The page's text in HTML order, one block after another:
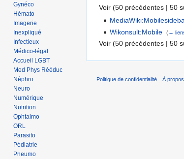
Voir (50 précédentes | 50
Wikonsult:Mobile ‎(←
Voir (50 précédentes | 50
Gynéco
Hémato
Imagerie
Inexpliqué
Infectieux
Médico-légal
Accueil LGBT
Med Phys Rééduc
Néphro
Neuro
Numérique
Nutrition
Ophtalmo
ORL
Parasito
Pédiatrie
Pneumo
Politique de confidentialité À